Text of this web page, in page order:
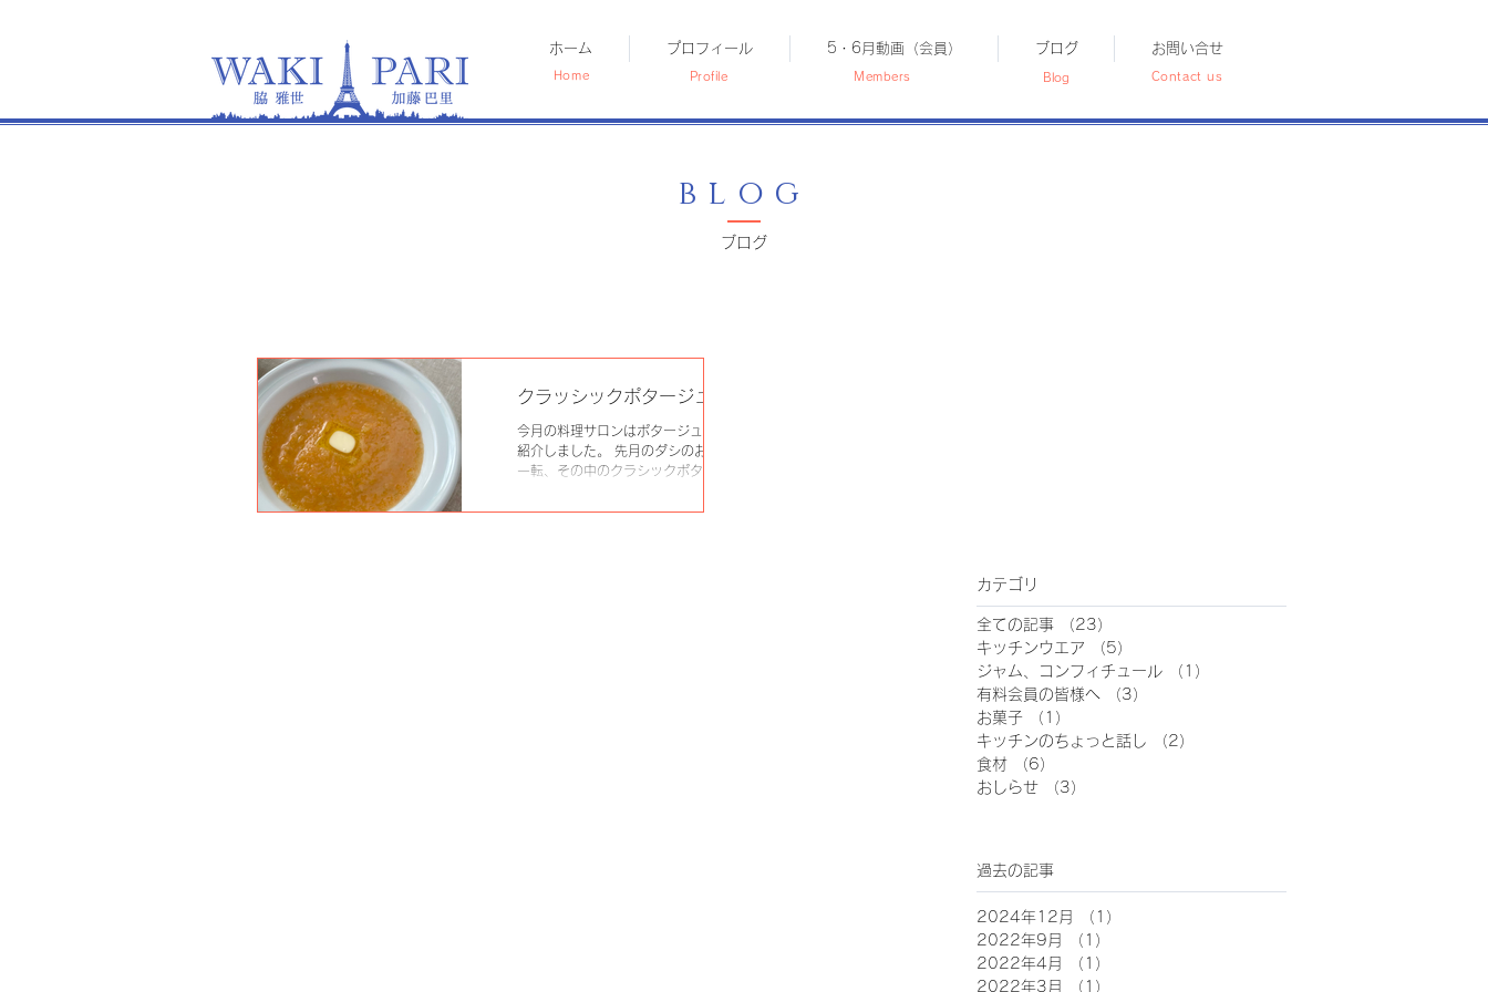
ホーム プロフィール 5・6月動画（会員） ブログ お問い合せ
Home Profile Members Blog Contact us
blog
​ブログ
クラッシックポタージュ
今月の料理サロンはポタージュ2種もご
紹介しました。 先月のダシのお話から
一転、その中のクラシックポタージュは
す。 以前この料理を拙著で紹介した時
カテゴリ
全ての記事 （23）
キッチンウエア
（5）
ジャム、コンフィチュール
（1）
有料会員の皆様へ
（3）
お菓子
（1）
キッチンのちょっと話し
（2）
食材
（6）
おしらせ
（3）
過去の記事
2024年12月 （1）
2022年9月
（1）
2022年4月
（1）
2022年3月
（1）